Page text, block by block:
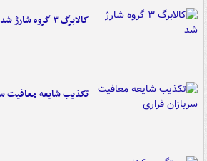
کالابرگ ۳ گروه شارژ شد
تکذیب شایعه معافیت